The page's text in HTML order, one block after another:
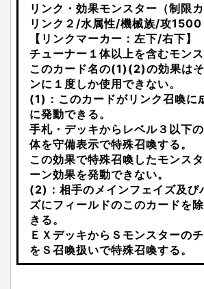
リンク・効果モンスター（制限カ
リンク２/水属性/機械族/攻1500
【リンクマーカー：左下/右下】
チューナー１体以上を含むモン
このカード名の(1)(2)の効果は
ンに１度しか使用できない。
(1)：このカードがリンク召喚に
に発動できる。
手札・デッキからレベル３以下
体を守備表示で特殊召喚する。
この効果で特殊召喚したモンス
ーン効果を発動できない。
(2)：相手のメインフェイズ及び
ズにフィールドのこのカードを
きる。
ＥＸデッキからＳモンスターの
をＳ召喚扱いで特殊召喚する。